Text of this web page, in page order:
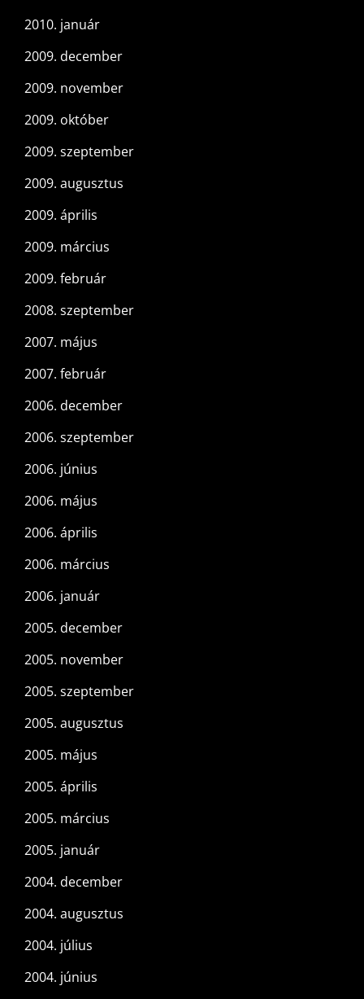
2010. január
2009. december
2009. november
2009. október
2009. szeptember
2009. augusztus
2009. április
2009. március
2009. február
2008. szeptember
2007. május
2007. február
2006. december
2006. szeptember
2006. június
2006. május
2006. április
2006. március
2006. január
2005. december
2005. november
2005. szeptember
2005. augusztus
2005. május
2005. április
2005. március
2005. január
2004. december
2004. augusztus
2004. július
2004. június